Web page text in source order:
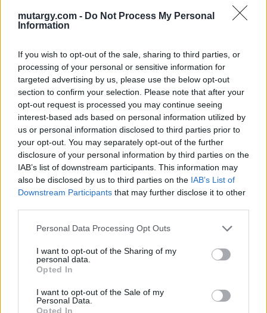
mutargy.com - Do Not Process My Personal
Information
If you wish to opt-out of the sale, sharing to third parties, or
processing of your personal or sensitive information for
targeted advertising by us, please use the below opt-out
section to confirm your selection. Please note that after your
opt-out request is processed you may continue seeing
interest-based ads based on personal information utilized by
us or personal information disclosed to third parties prior to
your opt-out. You may separately opt-out of the further
disclosure of your personal information by third parties on the
IAB’s list of downstream participants. This information may
also be disclosed by us to third parties on the IAB’s List of
Downstream Participants that may further disclose it to other
Personal Data Processing Opt Outs
I want to opt-out of the Sharing of my
personal data.
Opted In
I want to opt-out of the Sale of my
Personal Data.
Opted In
Aukció dátuma: 2024.01.31
Aukció helye: II. Zsigmond tér 8.
Tételszám: 16
Eladó adatai
Eladó:Műgyűjtők Háza Kft.
Cím: Dudás Attila
Műgyűjtők Háza kft.
Budapest
1023.Bp. Zsigmond tér 11.
http://www.mugyujtokhaza.hu
Bemutatkozás: 2013 nyarán nyitottuk meg Galériánkat
áron, gyorsan találjanak vevőt műtárgyaikra, az eladók pedig
rendszeresen tudják gazdagítani gyűjteményüket változatos